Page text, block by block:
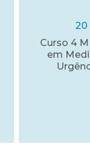
20
Curso 4
em